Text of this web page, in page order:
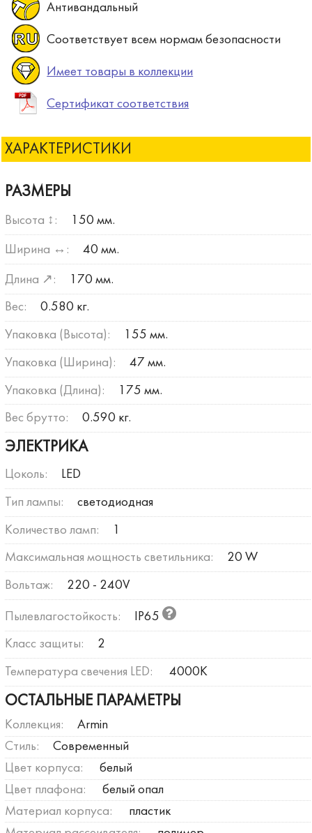
Антивандальный
Соответствует всем нормам безопасности
Имеет товары в коллекции
Сертификат соответствия
ХАРАКТЕРИСТИКИ
РАЗМЕРЫ
Высота ↕: 150 мм.
Ширина ↔: 40 мм.
Длина ↗: 170 мм.
Вес: 0.580 кг.
Упаковка (Высота): 155 мм.
Упаковка (Ширина): 47 мм.
Упаковка (Длина): 175 мм.
Вес брутто: 0.590 кг.
ЭЛЕКТРИКА
Цоколь: LED
Тип лампы: светодиодная
Количество ламп: 1
Максимальная мощность светильника: 20 W
Вольтаж: 220 - 240V
Пылевлагостойкость: IP65
Класс защиты: 2
Температура свечения LED: 4000К
ОСТАЛЬНЫЕ ПАРАМЕТРЫ
Коллекция:
Armin
Стиль:
Современный
Цвет корпуса:
белый
Цвет плафона:
белый опал
Материал корпуса:
пластик